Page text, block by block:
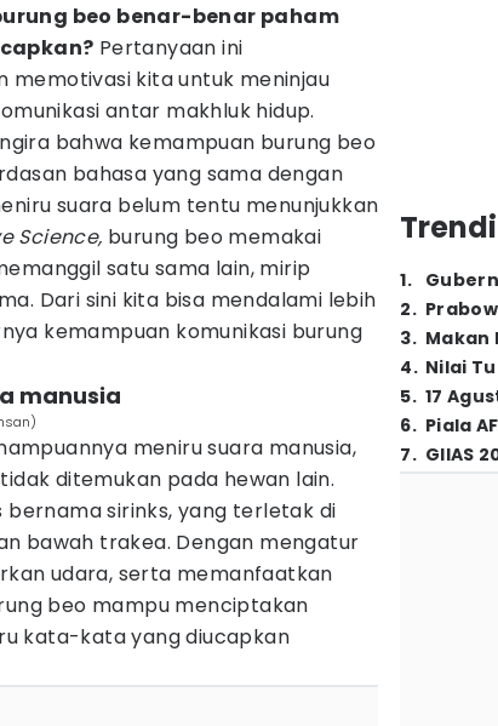
beo benar-benar paham
Pertanyaan ini
memotivasi kita untuk meninjau
antar makhluk hidup.
bahwa kemampuan burung beo
bahasa yang sama dengan
suara belum tentu menunjukkan
Science, burung beo memakai
satu sama lain, mirip
Dari sini kita bisa mendalami lebih
kemampuan komunikasi burung
manusia
meniru suara manusia,
ditemukan pada hewan lain.
bernama sirinks, yang terletak di
bawah trakea. Dengan mengatur
udara, serta memanfaatkan
beo mampu menciptakan
kata-kata yang diucapkan
1.
2.
3. Makan
4. Nilai
5. 17
6. Piala
7. GIIAS